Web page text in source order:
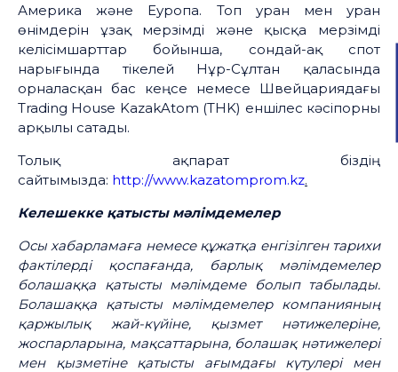
Америка және Еуропа. Топ уран мен уран
өнімдерін ұзақ мерзімді және қысқа мерзімді
келісімшарттар бойынша, сондай-ақ спот
нарығында тікелей Нұр-Сұлтан қаласында
орналасқан бас кеңсе немесе Швейцариядағы
Trading House KazakAtom (THK) еншілес кәсіпорны
арқылы сатады.
Толық ақпарат біздің
сайтымызда: http://www.kazatomprom.kz.
Келешекке қатысты мәлімдемелер
Осы хабарламаға немесе құжатқа енгізілген тарихи
фактілерді қоспағанда, барлық мәлімдемелер
болашаққа қатысты мәлімдеме болып табылады.
Болашаққа қатысты мәлімдемелер компанияның
қаржылық жай-күйіне, қызмет нәтижелеріне,
жоспарларына, мақсаттарына, болашақ нәтижелері
мен қызметіне қатысты ағымдағы күтулері мен